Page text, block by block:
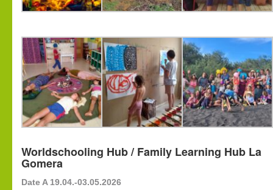
Worldschooling Hub / Family Learning Hub La
Gomera
Date A 19.04.-03.05.2026